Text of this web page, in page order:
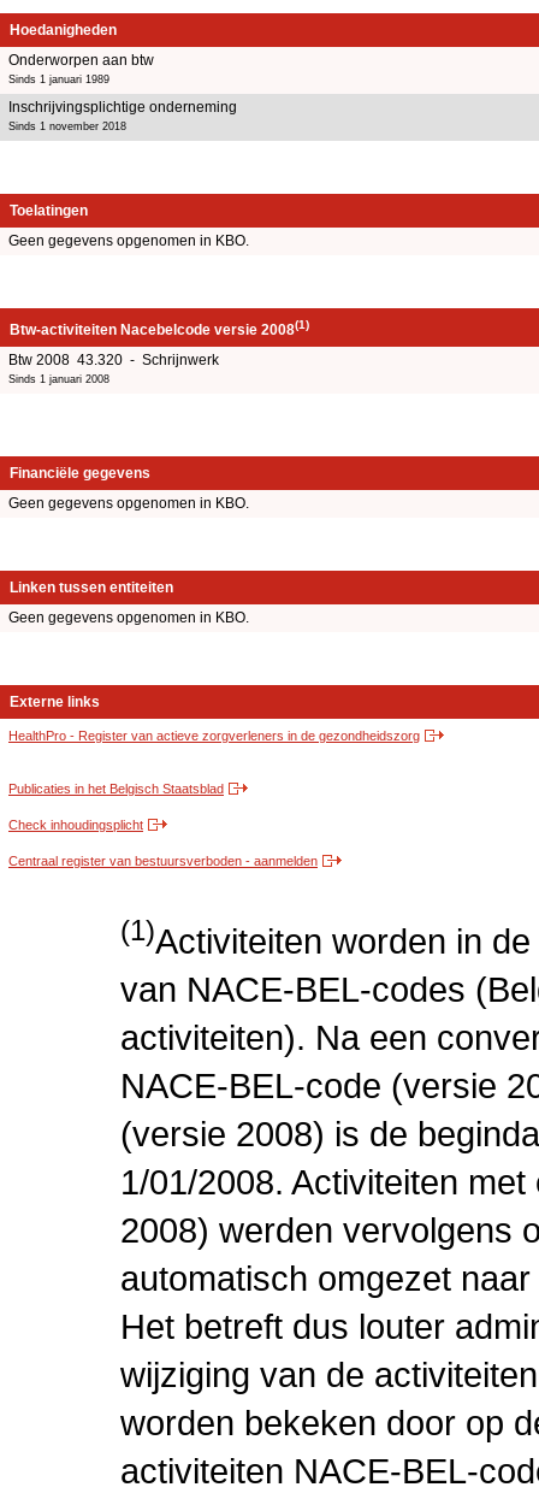
Hoedanigheden
Onderworpen aan btw
Sinds 1 januari 1989
Inschrijvingsplichtige onderneming
Sinds 1 november 2018
Toelatingen
Geen gegevens opgenomen in KBO.
Btw-activiteiten Nacebelcode versie 2008(1)
Btw 2008 43.320 - Schrijnwerk
Sinds 1 januari 2008
Financiële gegevens
Geen gegevens opgenomen in KBO.
Linken tussen entiteiten
Geen gegevens opgenomen in KBO.
Externe links
HealthPro - Register van actieve zorgverleners in de gezondheidszorg
Publicaties in het Belgisch Staatsblad
Check inhoudingsplicht
Centraal register van bestuursverboden - aanmelden
(1)Activiteiten worden in
van NACE-BEL-codes
activiteiten). Na een
NACE-BEL-code (versie
(versie 2008) is de
1/01/2008. Activiteiten
2008) werden vervolgens
automatisch omgezet
Het betreft dus louter
wijziging van de
worden bekeken door op
activiteiten NACE-BEL-